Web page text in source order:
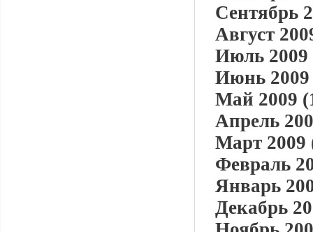
Сентябрь
Август
Июль 2009
Июнь 2009
Май 2009
Апрель
Март 2009
Февраль
Январь
Декабрь